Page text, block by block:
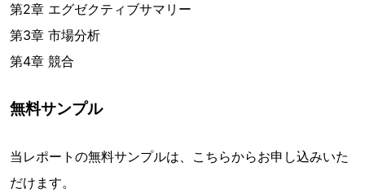
第2章 エグゼクティブサマリー
第3章 市場分析
第4章 競合
無料サンプル
当レポートの無料サンプルは、こちらからお申し込みいた
だけます。